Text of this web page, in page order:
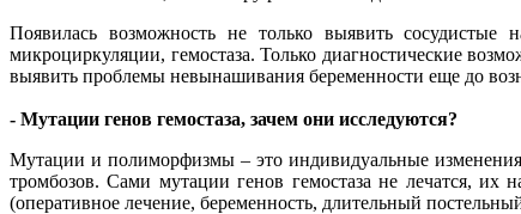
Появилась возможность не только выявить
микроциркуляции, гемостаза. Только диагностические
выявить проблемы невынашивания беременности еще до
- Мутации генов гемостаза, зачем они исследуются?
Мутации и полиморфизмы – это индивидуальные
тромбозов. Сами мутации генов гемостаза не лечатся, их
(оперативное лечение, беременность, длительный